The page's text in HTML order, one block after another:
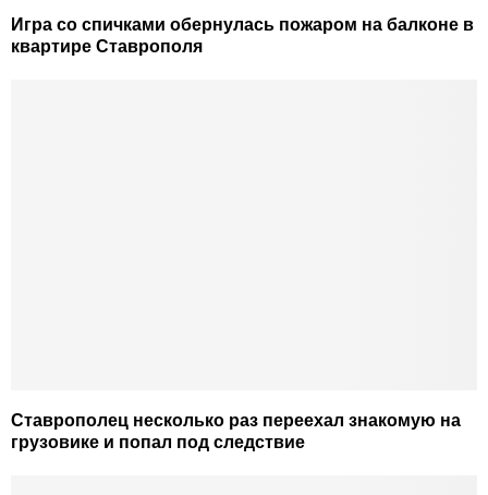
Игра со спичками обернулась пожаром на балконе в
квартире Ставрополя
Ставрополец несколько раз переехал знакомую на
грузовике и попал под следствие